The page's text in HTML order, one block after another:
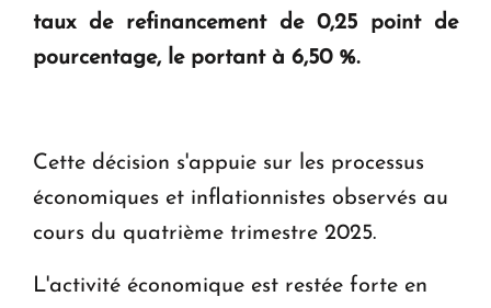
question d'un référendum ne se pose pas. "
taux de refinancement de 0,25 point de
pourcentage, le portant à 6,50 %.
Cette décision s'appuie sur les processus
économiques et inflationnistes observés au
cours du quatrième trimestre 2025.
L'activité économique est restée forte en